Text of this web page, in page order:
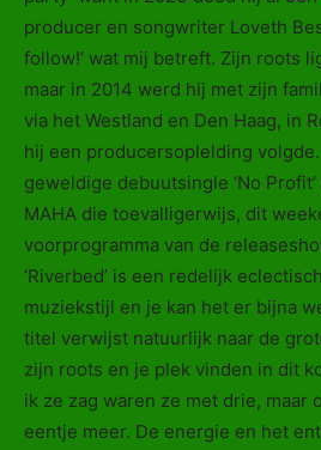
producer en songwriter Loveth
follow!’ wat mij betreft. Zijn roots
maar in 2014 werd hij met zijn
via het Westland en Den Haag, in
hij een producersoplelding
geweldige debuutsingle ‘No
MAHA die toevalligerwijs, dit
voorprogramma van de
‘Riverbed’ is een redelijk
muziekstijl en je kan het er bijna
titel verwijst natuurlijk naar de
zijn roots en je plek vinden in dit
ik ze zag waren ze met drie, maar
eentje meer. De energie en het